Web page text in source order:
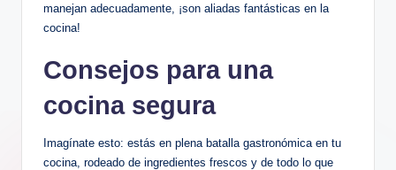
manejan adecuadamente, ¡son aliadas fantásticas en la
cocina!
Consejos para una
cocina segura
Imagínate esto: estás en plena batalla gastronómica en tu
cocina, rodeado de ingredientes frescos y de todo lo que